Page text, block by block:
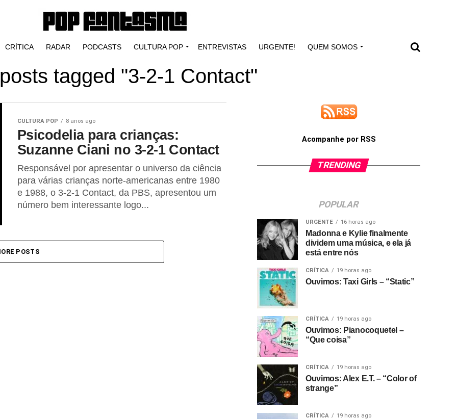
CRÍTICA RADAR PODCASTS CULTURA POP ENTREVISTAS URGENTE! QUEM SOMOS
tagged "3-2-1 Contact"
CULTURA POP 8 anos ago
Psicodelia para crianças:
Suzanne Ciani no 3-2-1 Contact
Responsável por apresentar o universo da ciência
para várias crianças norte-americanas entre 1980
e 1988, o 3-2-1 Contact, da PBS, apresentou um
número bem interessante logo...
POSTS
Acompanhe por RSS
TRENDING
POPULAR
URGENTE 16 horas ago
Madonna e Kylie finalmente
dividem uma música, e ela já
está entre nós
CRÍTICA 19 horas ago
Ouvimos: Taxi Girls – “Static”
CRÍTICA 19 horas ago
Ouvimos: Pianocoquetel –
“Que coisa”
CRÍTICA 19 horas ago
Ouvimos: Alex E.T. – “Color of
strange”
CRÍTICA 19 horas ago